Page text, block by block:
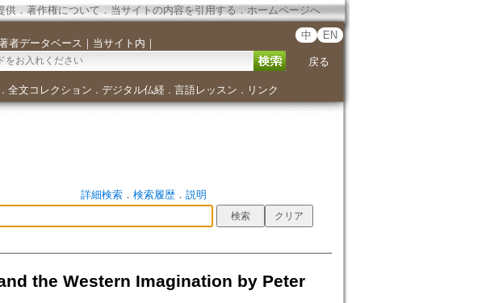
供． 著作権について．当サイトの内容を引用する ． ホームページへ
者データベース ｜ 当サイト内 ｜
中 EN
戻る
． 全文コレクション ． デジタル仏経． 言語レッスン ． リンク
詳細検索． 検索履歴． 説明
the Western Imagination by Peter